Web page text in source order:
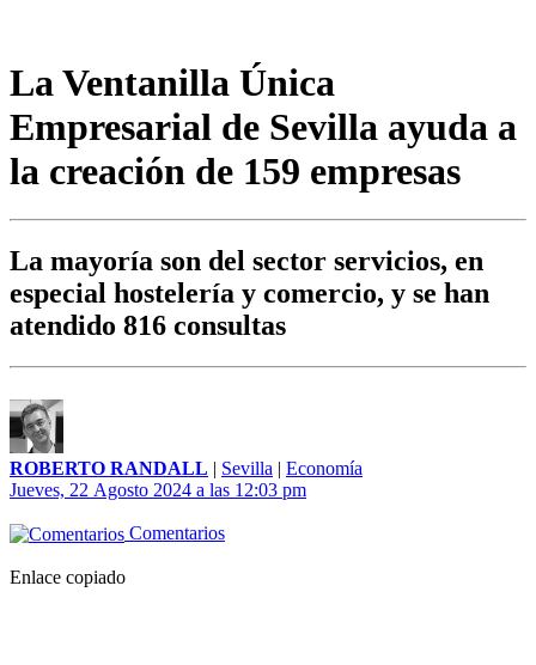
La Ventanilla Única
Empresarial de Sevilla ayuda a
la creación de 159 empresas
La mayoría son del sector servicios, en
especial hostelería y comercio, y se han
atendido 816 consultas
ROBERTO RANDALL | Sevilla | Economía
Jueves, 22 Agosto 2024 a las 12:03 pm
Comentarios
Enlace copiado